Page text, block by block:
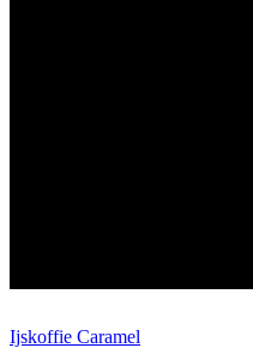
Ijskoffie Caramel